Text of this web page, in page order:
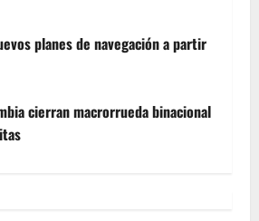
planes de navegación a partir
cierran macrorrueda binacional